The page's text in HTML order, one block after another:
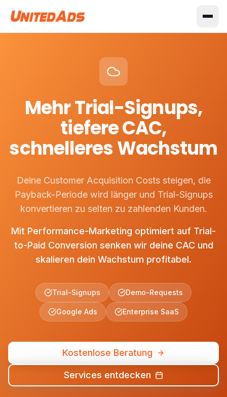
Mehr Trial-Signups,
tiefere CAC,
schnelleres Wachstum
Deine Customer Acquisition Costs steigen, die
Payback-Periode wird länger und Trial-Signups
konvertieren zu selten zu zahlenden Kunden.
Mit Performance-Marketing optimiert auf Trial-
to-Paid Conversion senken wir deine CAC und
skalieren dein Wachstum profitabel.
Trial-Signups Demo-Requests
Google Ads Enterprise SaaS
Kostenlose Beratung
Services entdecken